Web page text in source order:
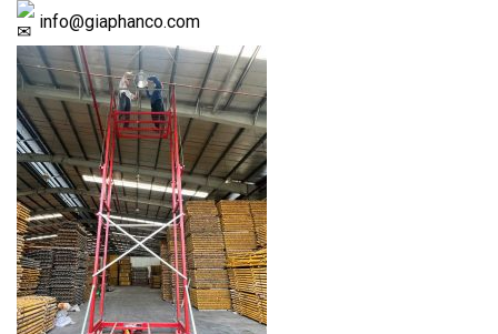
info@giaphanco.com